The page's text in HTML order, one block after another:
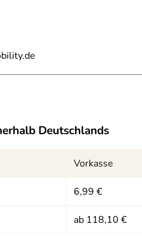
Deutschlands
Vorkasse
6,99 €
ab 118,10 €